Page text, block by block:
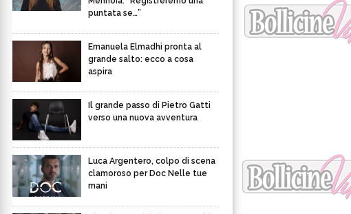
puntata se…”
Emanuela Elmadhi pronta al
grande salto: ecco a cosa
aspira
Il grande passo di Pietro Gatti
verso una nuova avventura
Luca Argentero, colpo di scena
clamoroso per Doc Nelle tue
mani